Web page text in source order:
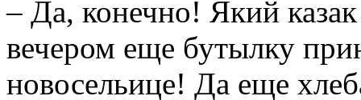
– Да, конечно! Який
вечером еще бутылку
новосельице! Да еще